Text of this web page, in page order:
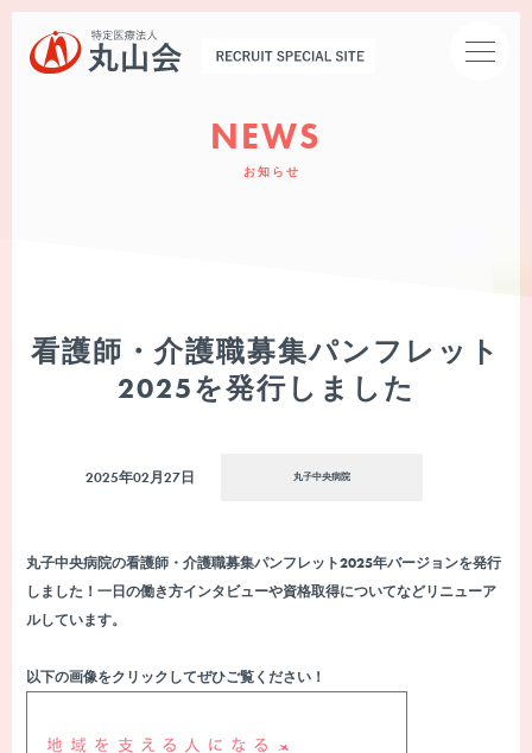
お知らせ
採用情報一覧
NEWS
お知らせ
看護師・介護職募集パンフレット
2025を発行しました
2025年02月27日 丸子中央病院
丸子中央病院の看護師・介護職募集パンフレット2025年バージョンを発行
しました！一日の働き方インタビューや資格取得についてなどリニューア
ルしています。
以下の画像をクリックしてぜひご覧ください！